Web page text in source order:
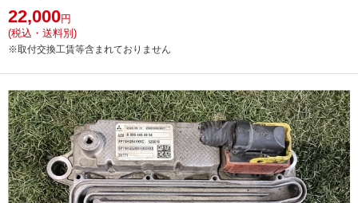
22,000円
(税込・送料別)
※取付交換工賃等含まれておりません